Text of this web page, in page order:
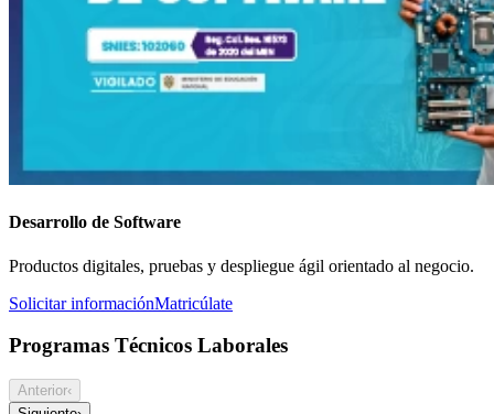
Desarrollo de Software
Productos digitales, pruebas y despliegue ágil orientado al negocio.
Solicitar informaciónMatricúlate
Programas Técnicos Laborales
Anterior‹